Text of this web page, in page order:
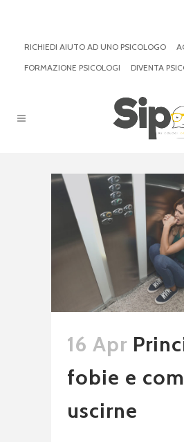
RICHIEDI AIUTO AD UNO PSICOLOGO
FORMAZIONE PSICOLOGI
DIVENTA
16 Apr
fobie e
uscirne